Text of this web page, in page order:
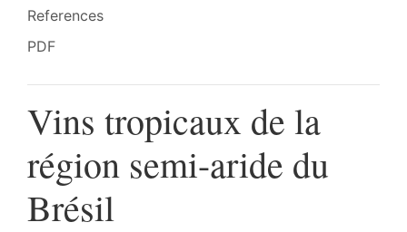
References
PDF
Vins tropicaux de la
région semi-aride du
Brésil